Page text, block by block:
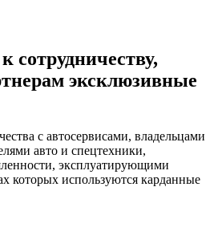
эксклюзивные
с автосервисами, владельцами
авто и спецтехники,
эксплуатирующими
которых используются карданные